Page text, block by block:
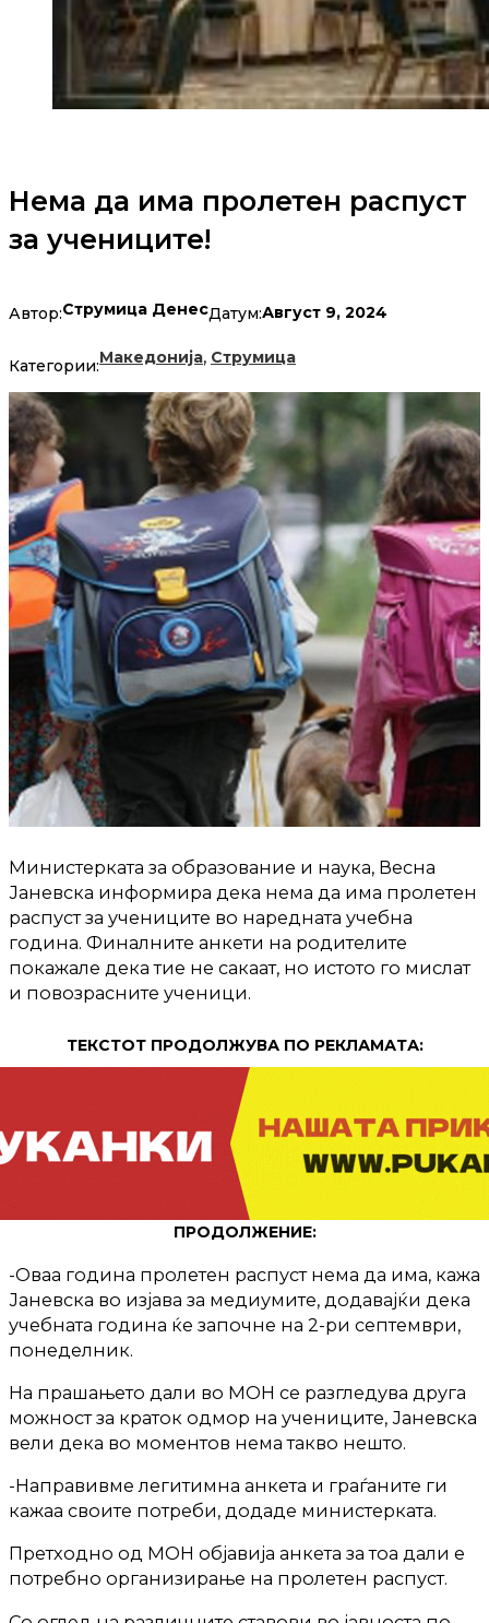
Нема да има пролетен распуст
за учениците!
Автор:Струмица ДенесДатум:Август 9, 2024
Категории:Македонија, Струмица
Министерката за образование и наука, Весна
Јаневска информира дека нема да има пролетен
распуст за учениците во наредната учебна
година. Финалните анкети на родителите
покажале дека тие не сакаат, но истото го мислат
и повозрасните ученици.
ТЕКСТОТ ПРОДОЛЖУВА ПО РЕКЛАМАТА:
ПРОДОЛЖЕНИЕ:
-Оваа година пролетен распуст нема да има, кажа
Јаневска во изјава за медиумите, додавајќи дека
учебната година ќе започне на 2-ри септември,
понеделник.
На прашањето дали во МОН се разгледува друга
можност за краток одмор на учениците, Јаневска
вели дека во моментов нема такво нешто.
-Направивме легитимна анкета и граѓаните ги
кажаа своите потреби, додаде министерката.
Претходно од МОН објавија анкета за тоа дали е
потребно организирање на пролетен распуст.